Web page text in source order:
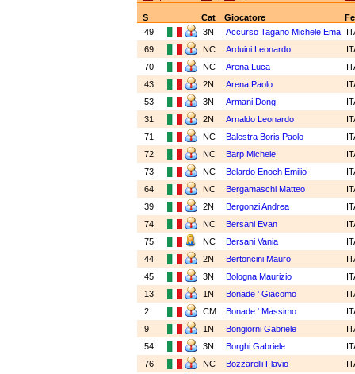
S Cat Giocatore
49
3N Accurso Tagano Michele Ema
69
NC Arduini Leonardo
70
NC Arena Luca
43
2N Arena Paolo
53
3N Armani Dong
31
2N Arnaldo Leonardo
71
NC Balestra Boris Paolo
72
NC Barp Michele
73
NC Belardo Enoch Emilio
64
NC Bergamaschi Matteo
39
2N Bergonzi Andrea
74
NC Bersani Evan
75
NC Bersani Vania
44
2N Bertoncini Mauro
45
3N Bologna Maurizio
13
1N Bonade ' Giacomo
2
CM Bonade ' Massimo
9
1N Bongiorni Gabriele
54
3N Borghi Gabriele
76
NC Bozzarelli Flavio